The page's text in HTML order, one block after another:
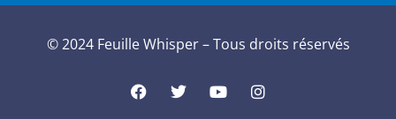
© 2024 Feuille Whisper – Tous droits réservés